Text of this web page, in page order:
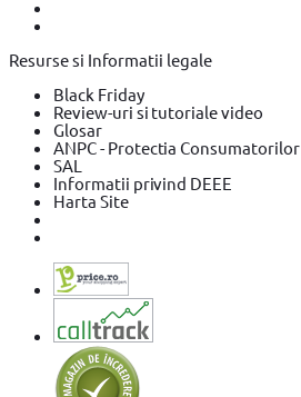
Resurse si Informatii legale
Black Friday
Review-uri si tutoriale video
Glosar
ANPC - Protectia Consumatorilor
SAL
Informatii privind DEEE
Harta Site